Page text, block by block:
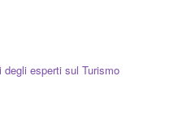
esperti sul Turismo